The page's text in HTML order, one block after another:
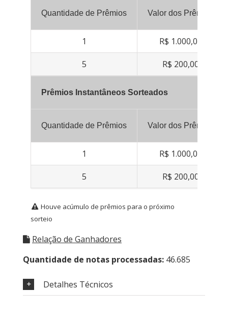
Quantidade de Prêmios Valor dos Prêmios
1 R$ 1.000,00
5 R$ 200,00
Prêmios Instantâneos Sorteados
Quantidade de Prêmios Valor dos Prêmios
1 R$ 1.000,00
5 R$ 200,00
Houve acúmulo de prêmios para o próximo
sorteio
Relação de Ganhadores
Quantidade de notas processadas: 46.685
Detalhes Técnicos